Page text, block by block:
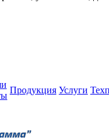
Продукция Услуги